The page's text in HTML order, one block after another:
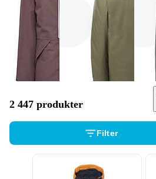
Skijakke
2 447 produkter
Filter